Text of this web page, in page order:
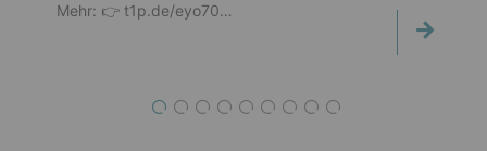
Mehr: 👉️ t1p.de/eyo70…
1 2 3 4 5 6 7 8